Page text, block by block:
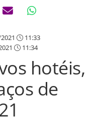
11:33
11:34
hotéis,
de